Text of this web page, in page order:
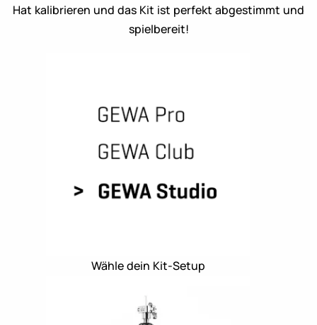
Hat kalibrieren und das Kit ist perfekt abgestimmt und
spielbereit!
Wähle dein Kit-Setup